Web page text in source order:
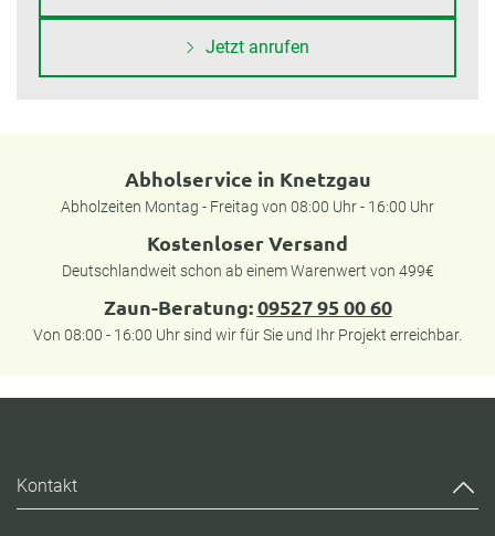
Jetzt anrufen
Abholservice in Knetzgau
Abholzeiten Montag - Freitag von 08:00 Uhr - 16:00 Uhr
Kostenloser Versand
Deutschlandweit schon ab einem Warenwert von 499€
Zaun-Beratung:09527 95 00 60
Von 08:00 - 16:00 Uhr sind wir für Sie und Ihr Projekt erreichbar.
Kontakt